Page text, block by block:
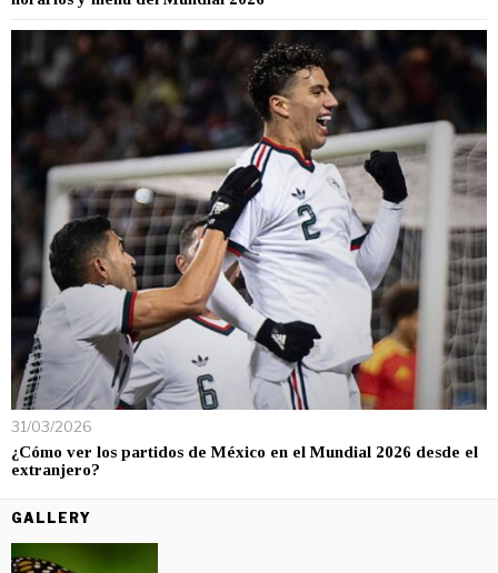
31/03/2026
¿Cómo ver los partidos de México en el Mundial 2026 desde el
extranjero?
GALLERY